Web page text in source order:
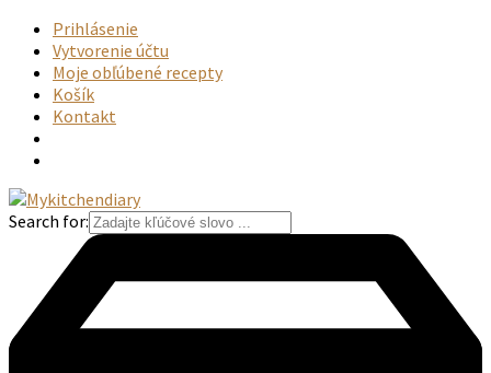
Prihlásenie
Vytvorenie účtu
Moje obľúbené recepty
Košík
Kontakt
Search for: